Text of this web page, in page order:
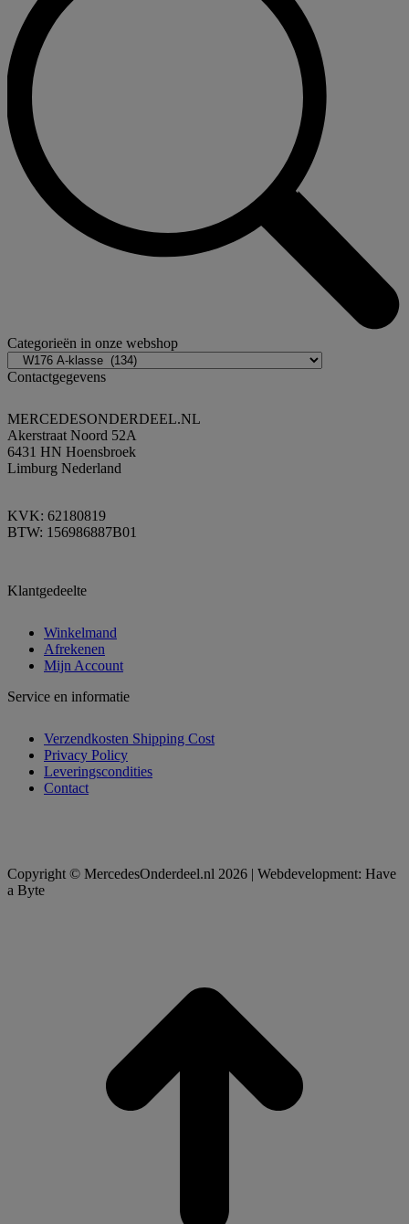
Categorieën in onze webshop
Contactgegevens
MERCEDESONDERDEEL.NL
Akerstraat Noord 52A
6431 HN Hoensbroek
Limburg Nederland
KVK: 62180819
BTW: 156986887B01
Klantgedeelte
Winkelmand
Afrekenen
Mijn Account
Service en informatie
Verzendkosten Shipping Cost
Privacy Policy
Leveringscondities
Contact
Copyright © MercedesOnderdeel.nl 2026 | Webdevelopment: Have
a Byte